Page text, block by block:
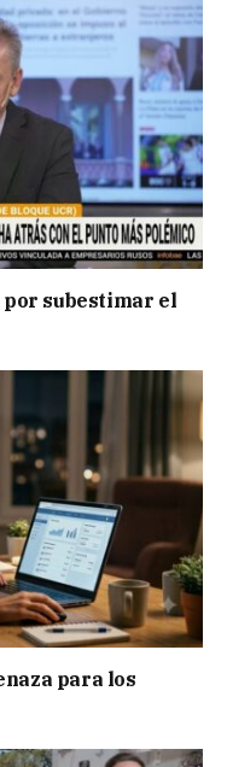
subestimar el
para los